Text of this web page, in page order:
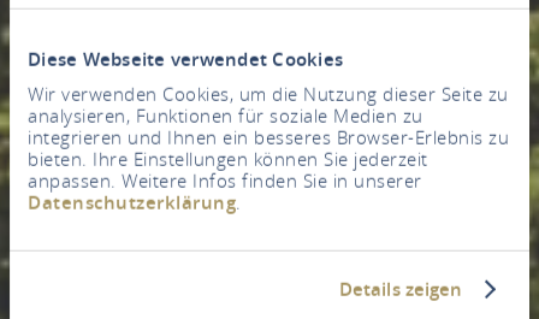
Diese Webseite verwendet Cookies
Wir verwenden Cookies, um die Nutzung dieser Seite zu
analysieren, Funktionen für soziale Medien zu
integrieren und Ihnen ein besseres Browser-Erlebnis zu
bieten. Ihre Einstellungen können Sie jederzeit
anpassen. Weitere Infos finden Sie in unserer
Datenschutzerklärung.
Details zeigen